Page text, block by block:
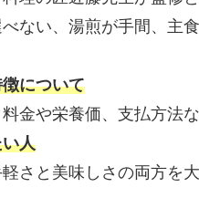
ない、湯煎が手間、主
について
金や栄養価、支払方法
人
さと美味しさの両方を